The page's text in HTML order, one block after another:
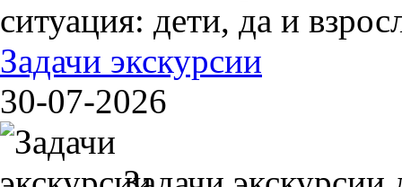
ситуация: дети, да и
Задачи экскурсии
30-07-2026